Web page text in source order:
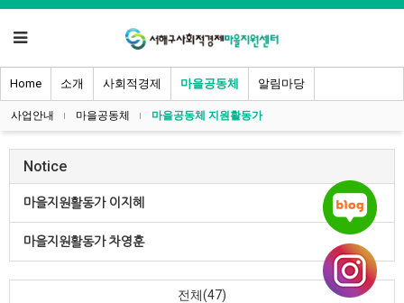
Home 소개 사회적경제 마을공동체 알림마당
사업안내 마을공동체 마을공동체 지원활동가
Notice
마을지원활동가 이지혜
마을지원활동가 차영훈
전체(47)